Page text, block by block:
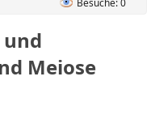
Besuche: 0
und
Meiose